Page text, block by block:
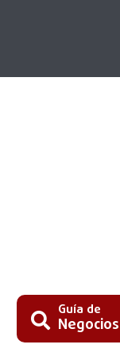
Guía de